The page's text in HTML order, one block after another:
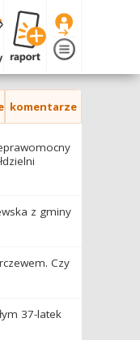
komentarze
z gminy
Czy
37-latek